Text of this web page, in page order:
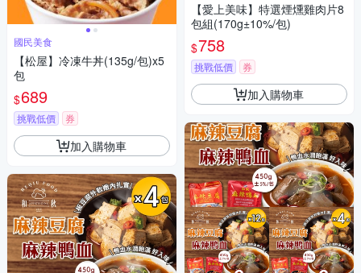
國民美食
【松屋】冷凍牛丼(135g/包)x5
包
$689
挑戰低價 券
加入購物車
【愛上美味】特選煙燻雞肉片8
包組(170g±10%/包)
$758
挑戰低價 券
加入購物車